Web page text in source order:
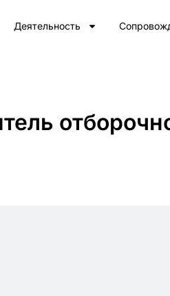
Деятельность